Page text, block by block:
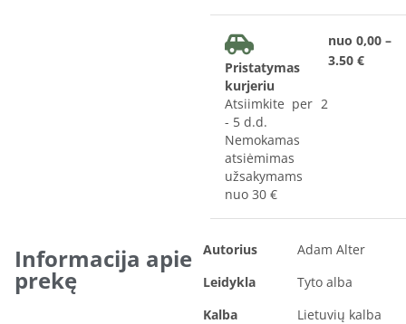
Pristatymas
kurjeriu
Atsiimkite per 2
- 5 d.d.
Nemokamas
atsiėmimas
užsakymams
nuo 30 €
nuo 0,00 –
3.50 €
Informacija apie
prekę
Autorius
Adam Alter
Leidykla
Tyto alba
Kalba
Lietuvių kalba